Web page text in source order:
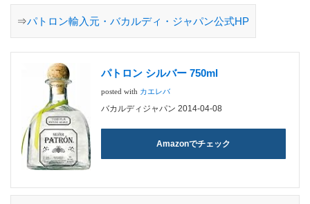
⇒パトロン輸入元・バカルディ・ジャパン公式HP
パトロン シルバー 750ml
posted with カエレバ
バカルディジャパン 2014-04-08
Amazonでチェック